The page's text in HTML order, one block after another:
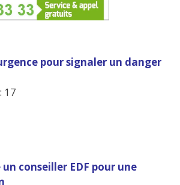
pour signaler un danger
17
conseiller EDF pour une